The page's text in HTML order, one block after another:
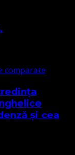
comparate
și cea